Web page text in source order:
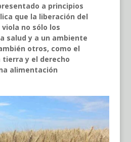
a principios
que la liberación del
no sólo los
salud y a un ambiente
otros, como el
tierra y el derecho
alimentación